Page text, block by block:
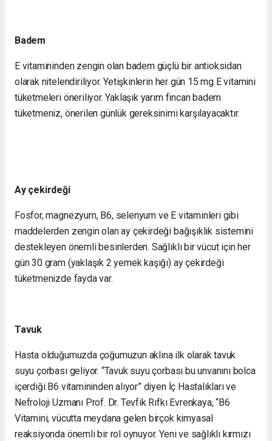
Badem
E vitamininden zengin olan badem güçlü bir antioksidan
olarak nitelendiriliyor. Yetişkinlerin her gün 15 mg E vitamini
tüketmeleri öneriliyor. Yaklaşık yarım fincan badem
tüketmeniz, önerilen günlük gereksinimi karşılayacaktır.
Ay çekirdeği
Fosfor, magnezyum, B6, selenyum ve E vitaminleri gibi
maddelerden zengin olan ay çekirdeği bağışıklık sistemini
destekleyen önemli besinlerden. Sağlıklı bir vücut için her
gün 30 gram (yaklaşık 2 yemek kaşığı) ay çekirdeği
tüketmenizde fayda var.
Tavuk
Hasta olduğumuzda çoğumuzun aklına ilk olarak tavuk
suyu çorbası geliyor. “Tavuk suyu çorbası bu unvanını bolca
içerdiği B6 vitamininden alıyor” diyen İç Hastalıkları ve
Nefroloji Uzmanı Prof. Dr. Tevfik Rıfkı Evrenkaya, “B6
Vitamini, vücutta meydana gelen birçok kimyasal
reaksiyonda önemli bir rol oynuyor. Yeni ve sağlıklı kırmızı